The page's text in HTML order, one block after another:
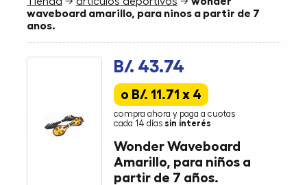
waveboard amarillo, para ninos a partir de 7
anos.
B/. 43.74
o B/. 11.71 x 4
compra ahora y paga a cuotas
cada 14 días sin interés
Wonder Waveboard
Amarillo, para niños a
partir de 7 años.